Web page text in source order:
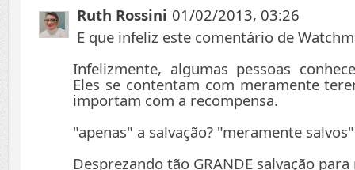
Ruth Rossini 01/02/2013, 03:26
E que infeliz este comentário de
Infelizmente, algumas pessoas
Eles se contentam com meramente
importam com a recompensa.
"apenas" a salvação? "meramente
Desprezando tão GRANDE salvação